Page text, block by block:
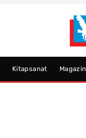
Kitapsanat Magazin